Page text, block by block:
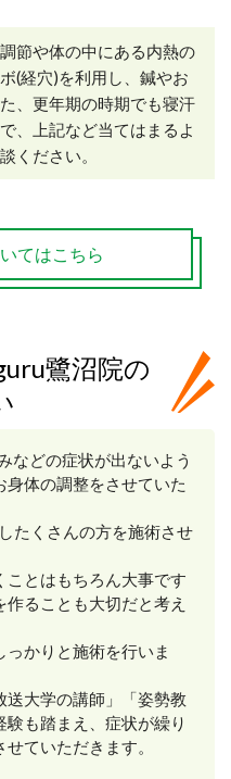
節や体の中にある内熱の
(経穴)を利用し、鍼やお
、更年期の時期でも寝汗
、上記など当てはまるよ
ください。
てはこちら
鷺沼院の
などの症状が出ないよう
体の調整をさせていた
たくさんの方を施術させ
ことはもちろん大事です
ることも大切だと考え
かりと施術を行いま
送大学の講師」「姿勢教
も踏まえ、症状が繰り
ていただきます。